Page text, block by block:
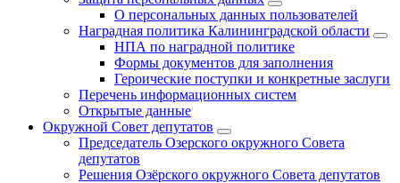
О персональных данных пользователей
Наградная политика Калининградской области
НПА по наградной политике
Формы документов для заполнения
Героические поступки и конкретные заслуги
Перечень информационных систем
Открытые данные
Окружной Совет депутатов
Председатель Озерского окружного Совета
депутатов
Решения Озёрского окружного Совета депутатов